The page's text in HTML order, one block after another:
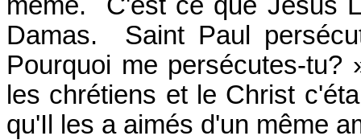
Damas. Saint Paul
Pourquoi me persécutes-
les chrétiens et le Christ
qu'Il les a aimés d'un même